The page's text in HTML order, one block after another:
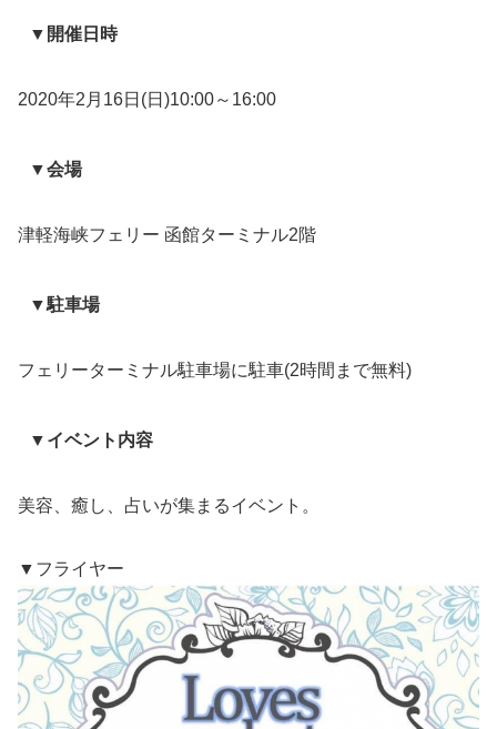
▼開催日時
2020年2月16日(日)10:00～16:00
▼会場
津軽海峡フェリー 函館ターミナル2階
▼駐車場
フェリーターミナル駐車場に駐車(2時間まで無料)
▼イベント内容
美容、癒し、占いが集まるイベント。
▼フライヤー